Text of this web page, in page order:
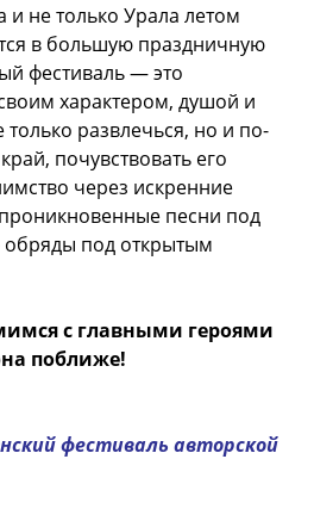
и не только Урала летом
в большую праздничную
фестиваль — это
характером, душой и
развлечься, но и по-
почувствовать его
через искренние
песни под
обряды под открытым
с главными героями
поближе!
фестиваль авторской